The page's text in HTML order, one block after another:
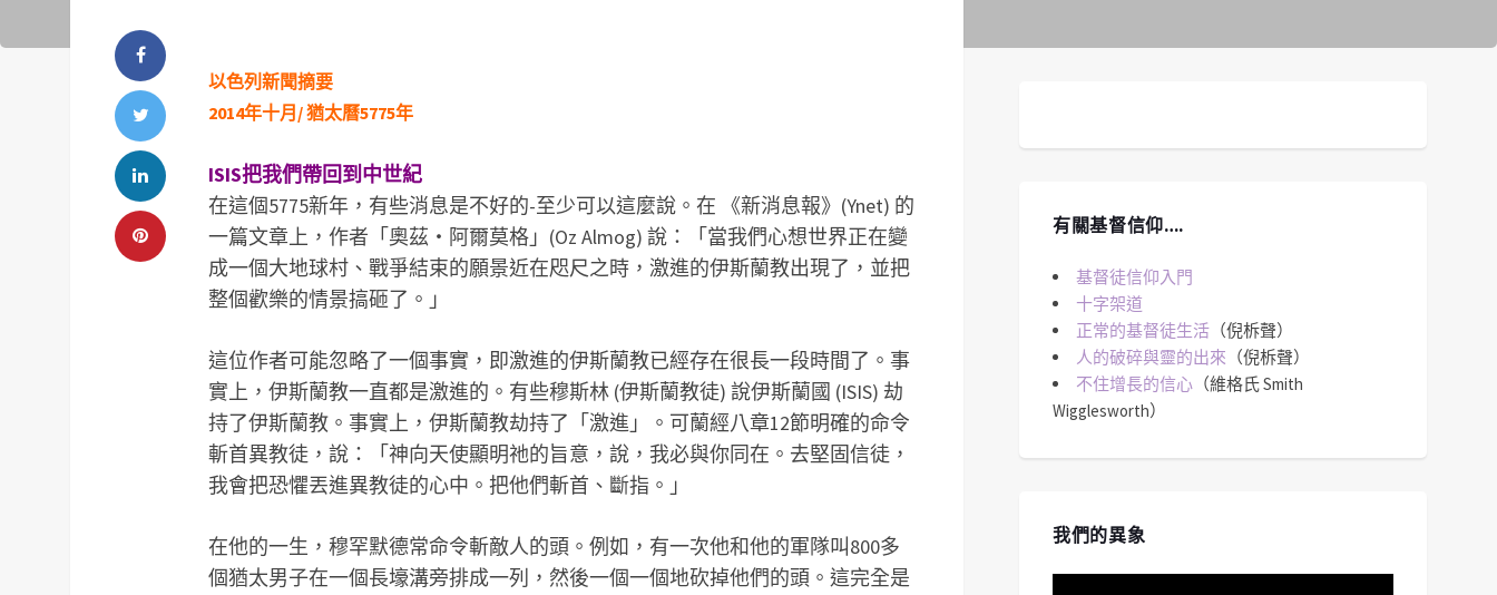
以色列新聞摘要
2014年十月/ 猶太曆5775年
ISIS把我們帶回到中世紀
在這個5775新年，有些消息是不好的-至少可以這麼說。在 《新消息報》(Ynet) 的
一篇文章上，作者「奧茲‧阿爾莫格」(Oz Almog) 說：「當我們心想世界正在變
成一個大地球村、戰爭結束的願景近在咫尺之時，激進的伊斯蘭教出現了，並把
整個歡樂的情景搞砸了。」
這位作者可能忽略了一個事實，即激進的伊斯蘭教已經存在很長一段時間了。事
實上，伊斯蘭教一直都是激進的。有些穆斯林 (伊斯蘭教徒) 說伊斯蘭國 (ISIS) 劫
持了伊斯蘭教。事實上，伊斯蘭教劫持了「激進」。可蘭經八章12節明確的命令
斬首異教徒，說：「神向天使顯明祂的旨意，說，我必與你同在。去堅固信徒，
我會把恐懼丟進異教徒的心中。把他們斬首、斷指。」
在他的一生，穆罕默德常命令斬敵人的頭。例如，有一次他和他的軍隊叫800多
個猶太男子在一個長壕溝旁排成一列，然後一個一個地砍掉他們的頭。這完全是
有關基督信仰….
基督徒信仰入門
十字架道
正常的基督徒生活 （倪柝聲）
人的破碎與靈的出來 （倪柝聲）
不住增長的信心 （維格氏 Smith
Wigglesworth）
我們的異象